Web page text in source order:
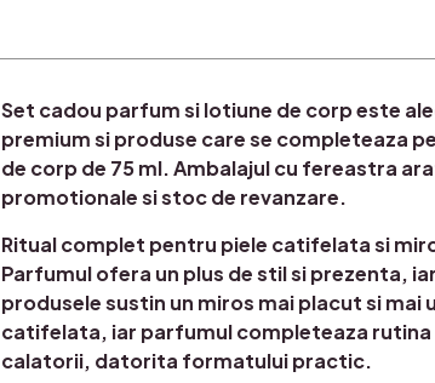
Set cadou parfum si lotiune de corp este
premium si produse care se completeaza
de corp de 75 ml. Ambalajul cu fereastra
promotionale si stoc de revanzare.
Ritual complet pentru piele catifelata si
Parfumul ofera un plus de stil si prezenta,
produsele sustin un miros mai placut si mai
catifelata, iar parfumul completeaza
calatorii, datorita formatului practic.